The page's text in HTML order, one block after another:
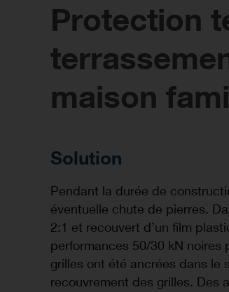
Protection
maison
Solution
Pendant la durée de
éventuelle chute de pierres.
2:1 et recouvert d’un film
performances 50/30 kN noires
grilles ont été ancrées dans le
recouvrement des grilles. Des